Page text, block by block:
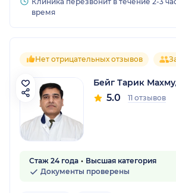
время
Нет отрицательных отзывов
Бейг Тарик
5.0 11 отзывов
Стаж 24 года
Высшая категория
Документы проверены